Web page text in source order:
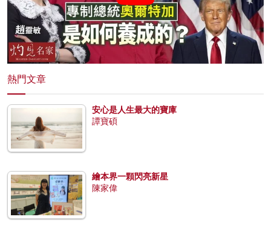
熱門文章
安心是人生最大的寶庫
譚寶碩
繪本界一顆閃亮新星
陳家偉